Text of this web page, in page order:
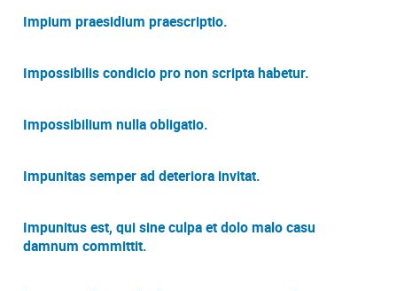
Impium praesidium praescriptio.
Impossibilis condicio pro non scripta habetur.
Impossibilium nulla obligatio.
Impunitas semper ad deteriora invitat.
Impunitus est, qui sine culpa et dolo malo casu
damnum committit.